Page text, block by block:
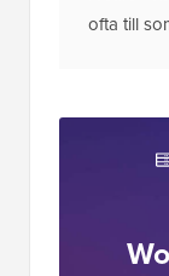
ofta till